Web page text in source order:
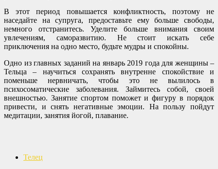
В этот период повышается конфликтность, поэтому не
наседайте на супруга, предоставьте ему больше свободы,
немного отстранитесь. Уделите больше внимания своим
увлечениям, саморазвитию. Не стоит искать себе
приключения на одно место, будьте мудры и спокойны.
Одно из главных заданий на январь 2019 года для женщины –
Тельца – научиться сохранять внутренне спокойствие и
поменьше нервничать, чтобы это не вылилось в
психосоматические заболевания. Займитесь собой, своей
внешностью. Занятие спортом поможет и фигуру в порядок
привести, и снять негативные эмоции. На пользу пойдут
медитации, занятия йогой, плавание.
Телец